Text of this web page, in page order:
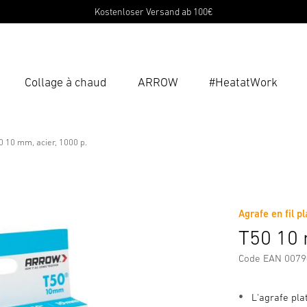
Kostenloser Versand ab 100€
Collage à chaud ARROW #HeatatWork
10 mm, acier, 1000 p.
Agrafe en fil
T50 10
Code EAN
L'agrafe